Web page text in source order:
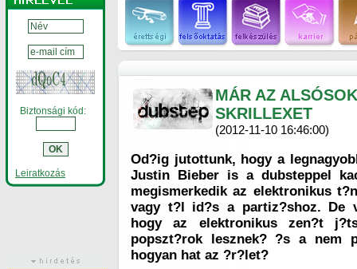
Biztonsági kód:
Leiratkozás
MÁR AZ
SKRILLEXET
(2012-11-10 16:46:00)
Od?ig jutottunk, hogy a
Justin Bieber is a dubsteppel
megismerkedik az elektronikus
vagy t?l id?s a partiz?shoz. De
hogy az elektronikus zen?t
popszt?rok lesznek? ?s a nem
hogyan hat az ?r?let?